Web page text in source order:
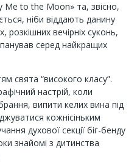
Me to the Moon» та, звісно,
ніби віддають данину
розкішних вечірніх суконь,
серед найкращих
свята “високого класу”.
настрій, коли
випити келих вина під
кожнісіньким
духової секції біг-бенду
знайомі з дитинства